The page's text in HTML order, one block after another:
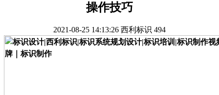
操作技巧
2021-08-25 14:13:26 西利标识 494